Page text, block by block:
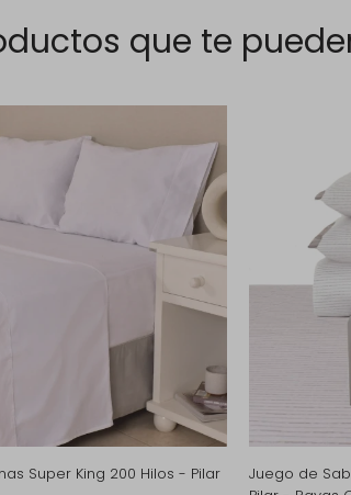
que te
Super King 200 Hilos - Pilar
Juego de